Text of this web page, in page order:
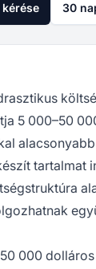
kérése 30
5 000–50
tartalmat
000